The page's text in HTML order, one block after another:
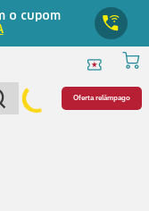
o cupom
Oferta relâmpago